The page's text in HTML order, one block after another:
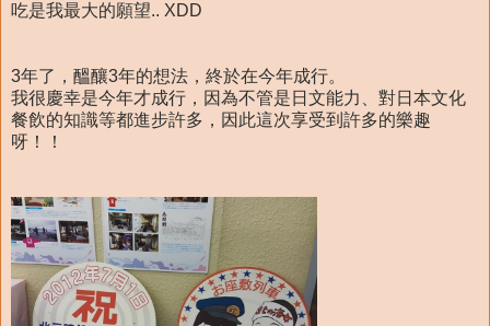
吃是我最大的願望.. XDD
3年了，醞釀3年的想法，終於在今年成行。
我很慶幸是今年才成行，因為不管是日文能力、對日本文化
餐飲的知識等都進步許多，因此這次享受到許多的樂趣
呀！！